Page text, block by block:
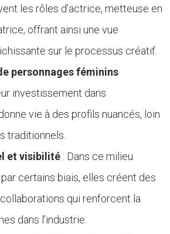
les rôles d’actrice, metteuse en
offrant ainsi une vue
sur le processus créatif.
personnages féminins
investissement dans
vie à des profils nuancés, loin
traditionnels.
et visibilité: Dans ce milieu
certains biais, elles créent des
qui renforcent la
dans l’industrie.